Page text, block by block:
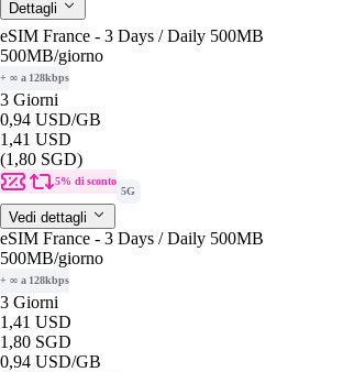
Dettagli
eSIM France - 3 Days / Daily 500MB
500MB/giorno
+ ∞ a 128kbps
3 Giorni
0,94 USD/GB
1,41 USD
(1,80 SGD)
5% di sconto
5G
Vedi dettagli
eSIM France - 3 Days / Daily 500MB
500MB/giorno
+ ∞ a 128kbps
3 Giorni
1,41 USD
1,80 SGD
0,94 USD/GB